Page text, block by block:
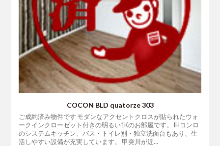
COCON BLD quatorze 303
ご成約済み物件です モダンなアクセントクロスが貼られたウォ
ークインクローゼット付きの明るい1Kのお部屋です。 IHコンロ
のシステムキッチン、バス・トイレ別・独立洗面台もあり、生
活しやすい設備が充実しています。 甲突川が近…